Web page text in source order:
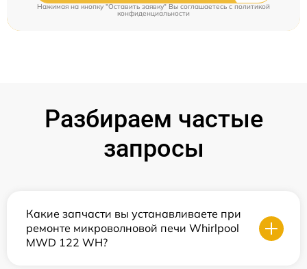
Нажимая на кнопку "Оставить заявку" Вы соглашаетесь c политикой
конфиденциальности
Разбираем частые
запросы
Какие запчасти вы устанавливаете при
ремонте микроволновой печи Whirlpool
MWD 122 WH?